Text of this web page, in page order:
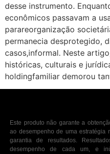
desse instrumento.
econômicos passavam a
parareorganização
permanecia desprotegido,
casos,informal. Neste
históricas, culturais e
holdingfamiliar demorou
Este produto não garante a
ao desempenho de uma estratégia
garantia de resultados.
desempenho de cada um, e